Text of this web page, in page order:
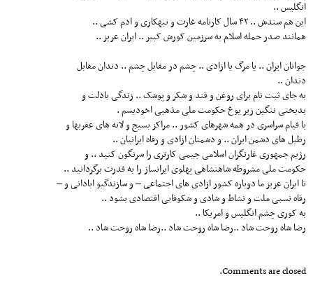
انگلیس ..
این هم سندش .. ۴۲ سال کارنامه غارت و تبهکاری و ادم کشی ..
همانند صدر حمله اسلام به سرزمین کورش کبیر .. ایران عریز ..
جوانان ایران .. یا مرگ یا ازادی .. چشم در مقابل چشم .. دندان مقابل
دندان ..
به جای ثبت نام برای روغن و قند و شکر و پوشک .. زندگی باذلت و
بدبختی ننگین زیر یوغ حکومت ملی مذهبی اخودیسم .
با قیام سراسری در همه شهرهای کشور .. مراکز بسیج و لانه های عقربها و
رطیل های دشمن ایران .. و دشمنان ازادی و رفاه ایرانیان ..
رژیم جمهوری غارتگران اسلامی جیمی کارتری را سرنگون کنید .. و
حکومت ملی مشروطه شاهنشاهی پهلوی ایرانساز را به قدرت برگردانید ..
تا ایران عزیز ما دوباره کشور ازادی های اجتماعی – و سازندگیو ابادانی و –
رفاه نسبی ملت و نشاط و شادی و شکوفایی اقتصادی بشود ..
به کوری چشم انگلیس و امریکا ..
رضا شاه روحت شاد ..رضا شاه روحت شاد ..رضا شاه روحت شاد ..
Comments are closed.